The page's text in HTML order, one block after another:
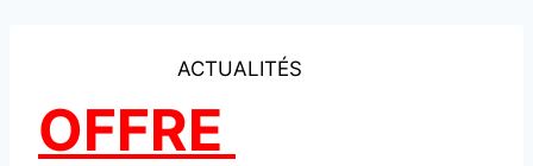
ACTUALITÉS
OFFRE